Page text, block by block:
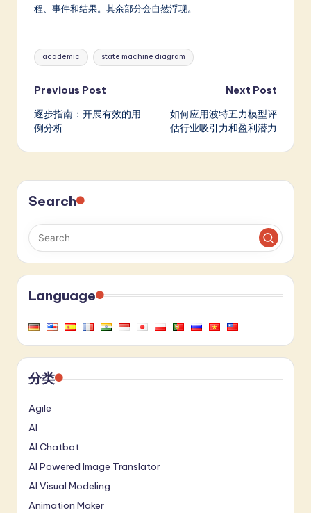
程、事件和结果。其余部分会自然浮现。
Tags:
academic state machine diagram
Post
navigation
Previous Post
逐步指南：开展有效的用
例分析
Next Post
如何应用波特五力模型评
估行业吸引力和盈利潜力
Search
Language
分类
Agile
AI
AI Chatbot
AI Powered Image Translator
AI Visual Modeling
Animation Maker